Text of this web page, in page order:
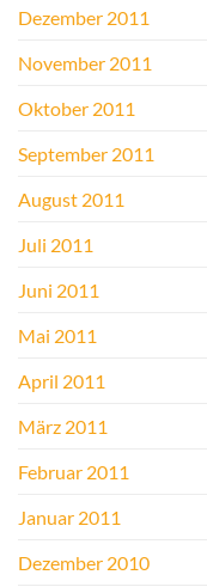
Dezember 2011
November 2011
Oktober 2011
September 2011
August 2011
Juli 2011
Juni 2011
Mai 2011
April 2011
März 2011
Februar 2011
Januar 2011
Dezember 2010